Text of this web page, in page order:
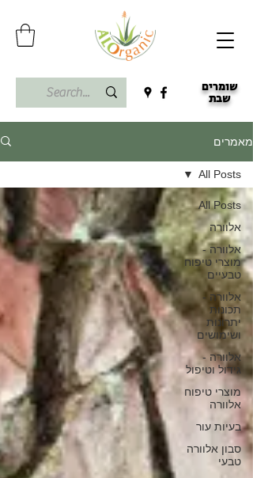
שומרים
שבת
מאמרים
All Posts
אלוורה
אלוורה -
מוצרי טיפוח
טבעיים
אלוורה -
תכונות
יתרונות
ושימושים
אלוורה -
גידול וטיפול
מוצרי טיפוח
אלוורה
בעיות עור
סבון אלוורה
טבעי
All Posts